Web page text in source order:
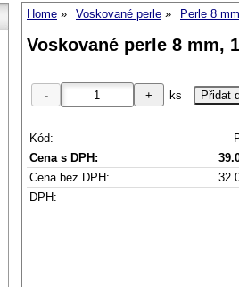
Home Voskované perle Perle 8 mm
Voskované perle 8 mm,
ks
Kód:
Cena s DPH:
Cena bez DPH:
DPH: